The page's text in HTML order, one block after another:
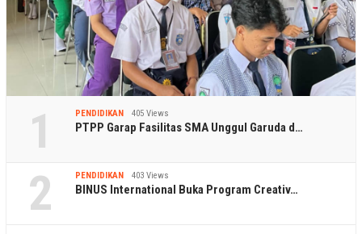
1 PENDIDIKAN 405 Views
PTPP Garap Fasilitas SMA Unggul Garuda d…
2 PENDIDIKAN 403 Views
BINUS International Buka Program Creativ…